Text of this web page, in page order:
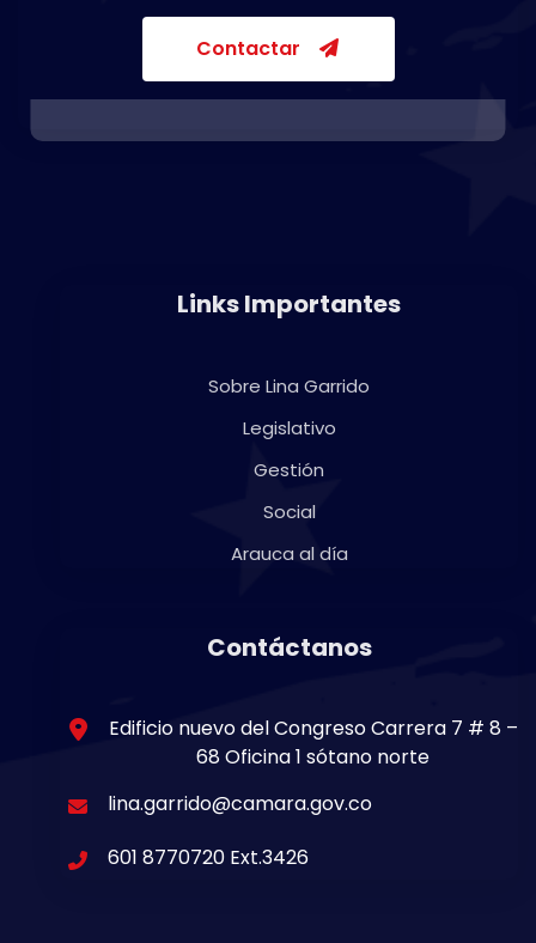
Contactar
Links Importantes
Sobre Lina Garrido
Legislativo
Gestión
Social
Arauca al día
Contáctanos
Edificio nuevo del Congreso Carrera 7 # 8 –
68 Oficina 1 sótano norte
lina.garrido@camara.gov.co
601 8770720 Ext.3426